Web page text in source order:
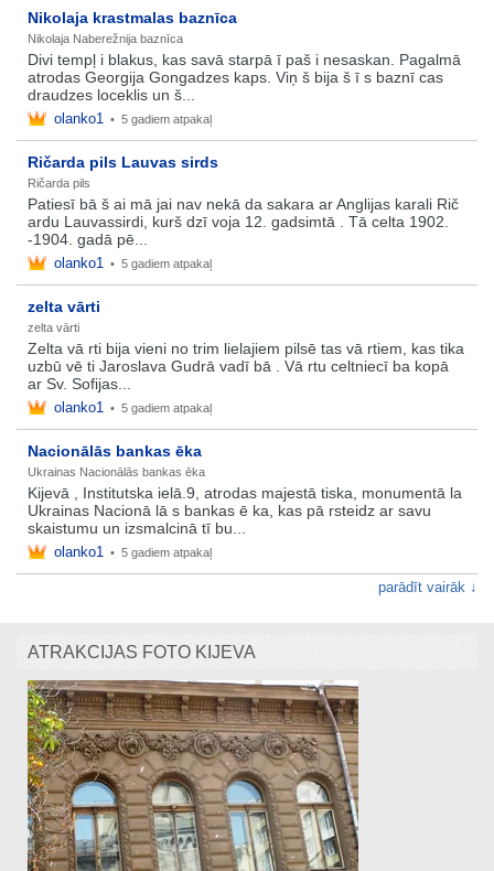
Nikolaja krastmalas baznīca
Nikolaja Naberežnija baznīca
Divi tempļ i blakus, kas savā starpā ī paš i nesaskan. Pagalmā
atrodas Georgija Gongadzes kaps. Viņ š bija š ī s baznī cas
draudzes loceklis un š...
olanko1 • 5 gadiem atpakaļ
Ričarda pils Lauvas sirds
Ričarda pils
Patiesī bā š ai mā jai nav nekā da sakara ar Anglijas karali Rič
ardu Lauvassirdi, kurš dzī voja 12. gadsimtā . Tā celta 1902.
-1904. gadā pē...
olanko1 • 5 gadiem atpakaļ
zelta vārti
zelta vārti
Zelta vā rti bija vieni no trim lielajiem pilsē tas vā rtiem, kas tika
uzbū vē ti Jaroslava Gudrā vadī bā . Vā rtu celtniecī ba kopā
ar Sv. Sofijas...
olanko1 • 5 gadiem atpakaļ
Nacionālās bankas ēka
Ukrainas Nacionālās bankas ēka
Kijevā , Institutska ielā.9, atrodas majestā tiska, monumentā la
Ukrainas Nacionā lā s bankas ē ka, kas pā rsteidz ar savu
skaistumu un izsmalcinā tī bu...
olanko1 • 5 gadiem atpakaļ
parādīt vairāk ↓
ATRAKCIJAS FOTO KIJEVA